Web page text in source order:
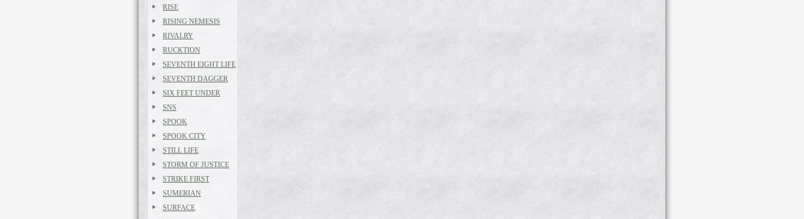
RISE
RISING NEMESIS
RIVALRY
RUCKTION
SEVENTH EIGHT LIFE
SEVENTH DAGGER
SIX FEET UNDER
SNS
SPOOK
SPOOK CITY
STILL LIFE
STORM OF JUSTICE
STRIKE FIRST
SUMERIAN
SURFACE